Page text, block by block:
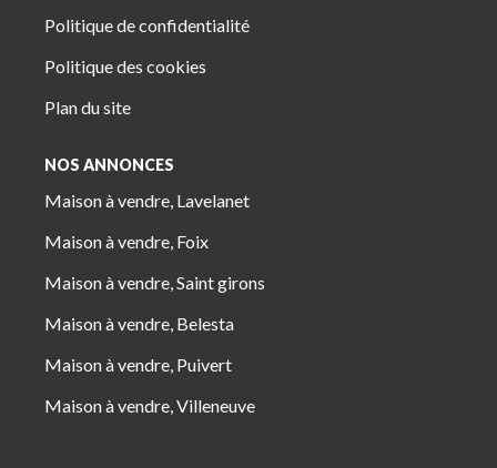
Politique de confidentialité
Politique des cookies
Plan du site
NOS ANNONCES
Maison à vendre, Lavelanet
Maison à vendre, Foix
Maison à vendre, Saint girons
Maison à vendre, Belesta
Maison à vendre, Puivert
Maison à vendre, Villeneuve